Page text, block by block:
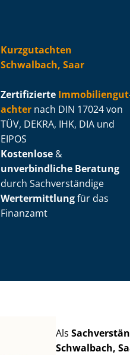
Kurzgutachten
Schwalbach, Saar
Zertifizierte
ach­ter nach DIN 17024 von
TÜV, DEKRA, IHK, DIA und
EIPOS
Kostenlose &
unverbindliche Beratung
durch Sachverständige
Wertermittlungfür das
Finanzamt
Als
Schwalbach,